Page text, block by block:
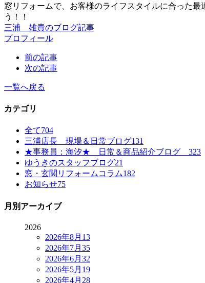
窓リフォームで、お客様のライフスタイルに合った
う！！
三浦 雄貴のブログ記事
プロフィール
前の記事
次の記事
一覧へ戻る
カテゴリ
全て704
三浦店長 現場＆日常ブログ131
★事務員：海汐★ 日常＆商品紹介ブログ 323
ゆうきのスタッフブログ21
窓・玄関リフォームコラム182
お知らせ75
月別アーカイブ
2026
2026年8月 13
2026年7月 35
2026年6月 32
2026年5月 19
2026年4月 28